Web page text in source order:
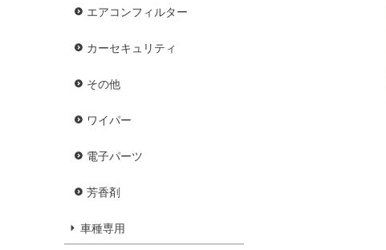
エアコンフィルター
カーセキュリティ
その他
ワイパー
電子パーツ
芳香剤
車種専用